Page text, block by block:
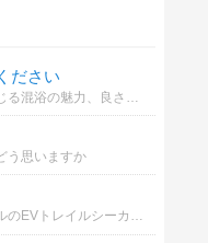
ださい
う思いますか
奈良で開催されたイベントとスバルのEVトレイルシーカーの感想について